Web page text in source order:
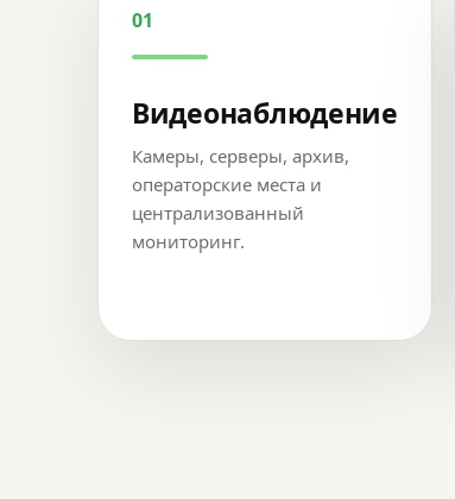
01
Видеонаблюдение
Камеры, серверы, архив,
операторские места и
централизованный
мониторинг.